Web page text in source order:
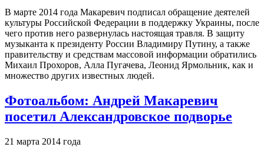
В марте 2014 года Макаревич подписал обращение деятелей
культуры Российской Федерации в поддержку Украины, после
чего против него развернулась настоящая травля. В защиту
музыканта к президенту России Владимиру Путину, а также
правительству и средствам массовой информации обратились
Михаил Прохоров, Алла Пугачева, Леонид Ярмольник, как и
множество других известных людей.
Фотоальбом: Андрей Макаревич
посетил Александровское подворье
21 марта 2014 года